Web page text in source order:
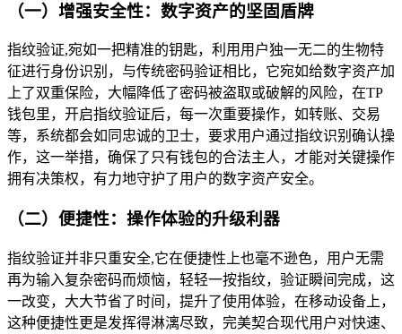
（一）增强安全性：数字资产的坚固盾牌
指纹验证,宛如一把精准的钥匙，利用用户独一无二的生物特
征进行身份识别，与传统密码验证相比，它宛如给数字资产加
上了双重保险，大幅降低了密码被盗取或破解的风险，在TP
钱包里，开启指纹验证后，每一次重要操作，如转账、交易
等，系统都会如同忠诚的卫士，要求用户通过指纹识别确认操
作，这一举措，确保了只有钱包的合法主人，才能对关键操作
拥有决策权，有力地守护了用户的数字资产安全。
（二）便捷性：操作体验的升级利器
指纹验证并非只重安全,它在便捷性上也毫不逊色，用户无需
再为输入复杂密码而烦恼，轻轻一按指纹，验证瞬间完成，这
一改变，大大节省了时间，提升了使用体验，在移动设备上，
这种便捷性更是发挥得淋漓尽致，完美契合现代用户对快速、